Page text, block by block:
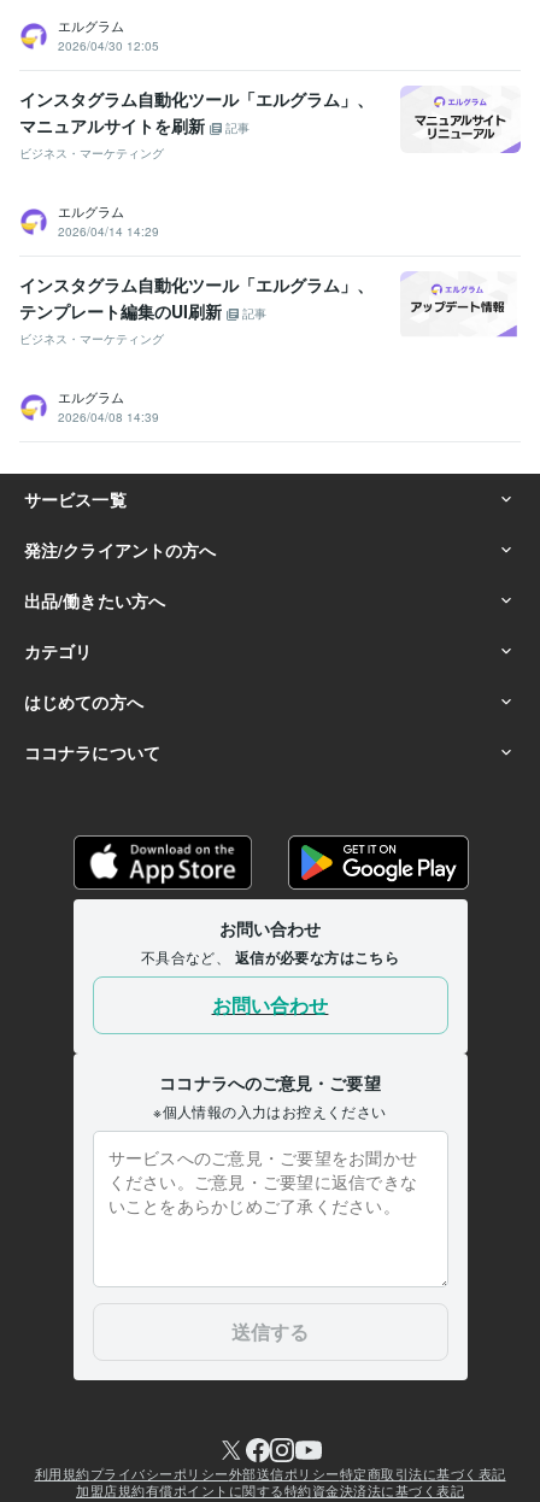
エルグラム
2026/04/30 12:05
インスタグラム自動化ツール「エルグラム」、
マニュアルサイトを刷新
記事
ビジネス・マーケティング
エルグラム
2026/04/14 14:29
インスタグラム自動化ツール「エルグラム」、
テンプレート編集のUI刷新
記事
ビジネス・マーケティング
エルグラム
2026/04/08 14:39